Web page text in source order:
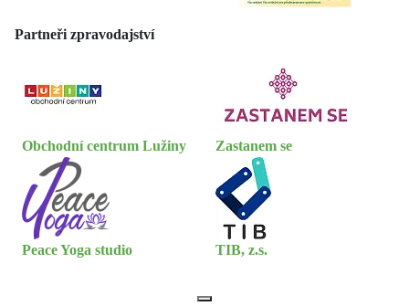
Partneři zpravodajství
Obchodní centrum Lužiny Zastanem se
Peace Yoga studio TIB, z.s.